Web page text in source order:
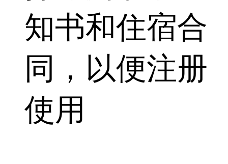
知书和住宿合
同，以便注册
使用